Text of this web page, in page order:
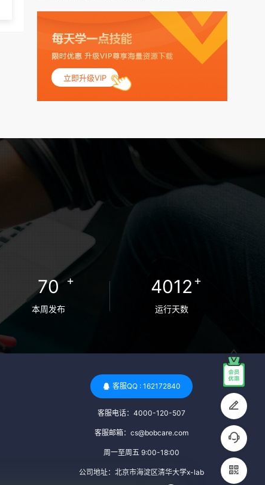
女性的卵子质量相对较高。不过，不同卵子
库的具体年龄要求可能有所不同。 身体质量
指数（BMI）：捐赠者的BMI通常需要在正常
范围内，以确保其身体健康状况良好。过高
的BMI可能与多种健康问题相关联，包括不孕
症和妊娠并发症。 生殖健康：捐赠者需要有
规律的月经期，无生殖障碍或异常问题。此
赠者及其家庭成员需要无严重的遗传病史、
传染病检查：捐赠者需要进行全面的传染病
检查，包括乙肝、丙肝、HIV、梅毒等。这些
检查旨在确保捐赠者未携带任何可传染给受
卵者的病原体。 药物与生活习惯：捐赠者需
要是非尼古丁使用者、非吸烟者、非吸毒
者，并且未使用可能影响卵子质量的药物，
如某些精神药物和避孕植入物。 学历与心理
标准 学历要求：部分卵子库对捐赠者的学历
为捐赠者，但这并不是绝对的筛选条件。 心
估，以确定其对捐赠过程的态度、理解可能
遇到的问题以及未来与受卵者的关系。这有
助于确保捐赠者在捐赠过程中保持积极的心
态，并理解其捐赠行为的意义。 其他标准 责
尊重预约和时间表。这有助于确保捐赠周期
立即升级VIP
70 +
本周发布
4012 +
运行天数
客服QQ : 162172840
客服电话：4000-120-507
客服邮箱：cs@bobcare.com
周一至周五 9:00-18:00
公司地址：北京市海淀区清华大学x-lab